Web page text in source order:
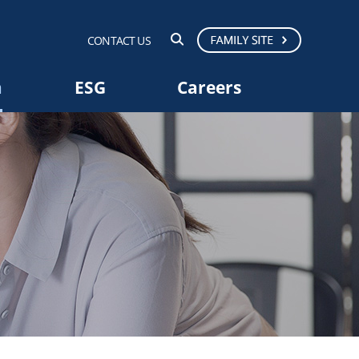
CONTACT US
ESG Careers